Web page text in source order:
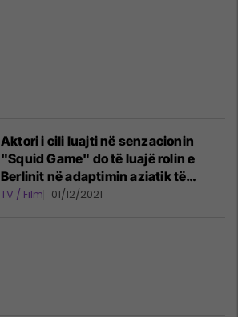
Aktori i cili luajti në senzacionin
"Squid Game" do të luajë rolin e
Berlinit në adaptimin aziatik të
serialit "La Casa de Papel"
TV / Film 01/12/2021